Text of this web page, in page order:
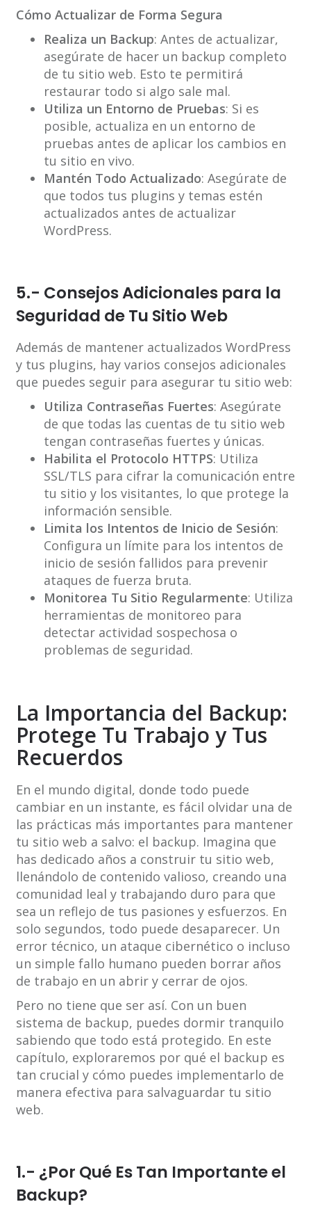
Cómo Actualizar de Forma Segura
Realiza un Backup: Antes de actualizar,
asegúrate de hacer un backup completo
de tu sitio web. Esto te permitirá
restaurar todo si algo sale mal.
Utiliza un Entorno de Pruebas: Si es
posible, actualiza en un entorno de
pruebas antes de aplicar los cambios en
tu sitio en vivo.
Mantén Todo Actualizado: Asegúrate de
que todos tus plugins y temas estén
actualizados antes de actualizar
WordPress.
5.- Consejos Adicionales para la
Seguridad de Tu Sitio Web
Además de mantener actualizados WordPress
y tus plugins, hay varios consejos adicionales
que puedes seguir para asegurar tu sitio web:
Utiliza Contraseñas Fuertes: Asegúrate
de que todas las cuentas de tu sitio web
tengan contraseñas fuertes y únicas.
Habilita el Protocolo HTTPS: Utiliza
SSL/TLS para cifrar la comunicación entre
tu sitio y los visitantes, lo que protege la
información sensible.
Limita los Intentos de Inicio de Sesión:
Configura un límite para los intentos de
inicio de sesión fallidos para prevenir
ataques de fuerza bruta.
Monitorea Tu Sitio Regularmente: Utiliza
herramientas de monitoreo para
detectar actividad sospechosa o
problemas de seguridad.
La Importancia del Backup:
Protege Tu Trabajo y Tus
Recuerdos
En el mundo digital, donde todo puede
cambiar en un instante, es fácil olvidar una de
las prácticas más importantes para mantener
tu sitio web a salvo: el backup. Imagina que
has dedicado años a construir tu sitio web,
llenándolo de contenido valioso, creando una
comunidad leal y trabajando duro para que
sea un reflejo de tus pasiones y esfuerzos. En
solo segundos, todo puede desaparecer. Un
error técnico, un ataque cibernético o incluso
un simple fallo humano pueden borrar años
de trabajo en un abrir y cerrar de ojos.
Pero no tiene que ser así. Con un buen
sistema de backup, puedes dormir tranquilo
sabiendo que todo está protegido. En este
capítulo, exploraremos por qué el backup es
tan crucial y cómo puedes implementarlo de
manera efectiva para salvaguardar tu sitio
web.
1.- ¿Por Qué Es Tan Importante el
Backup?